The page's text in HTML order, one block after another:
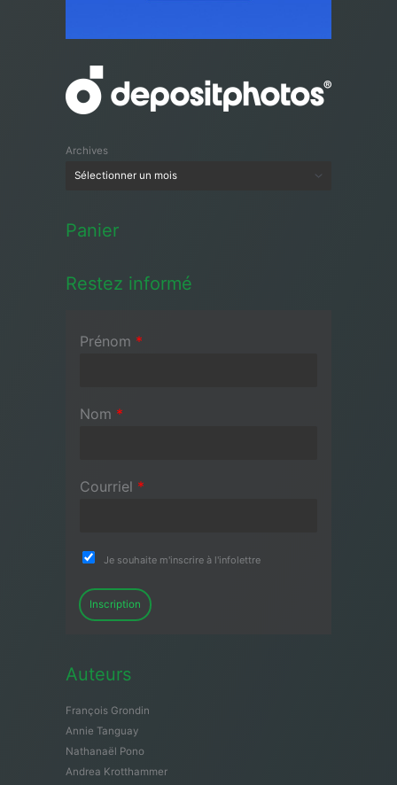
Archives
Panier
Restez informé
Prénom *
Nom *
Courriel *
Je souhaite m'inscrire à l'infolettre
Inscription
Auteurs
François Grondin
Annie Tanguay
Nathanaël Pono
Andrea Krotthammer